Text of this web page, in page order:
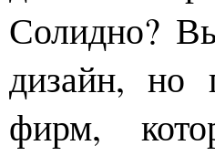
Солидно?
дизайн, но
фирм,